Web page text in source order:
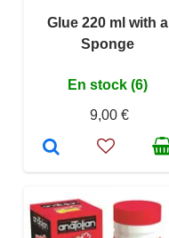
Glue 220 ml with a
Sponge
En stock (6)
9,00 €